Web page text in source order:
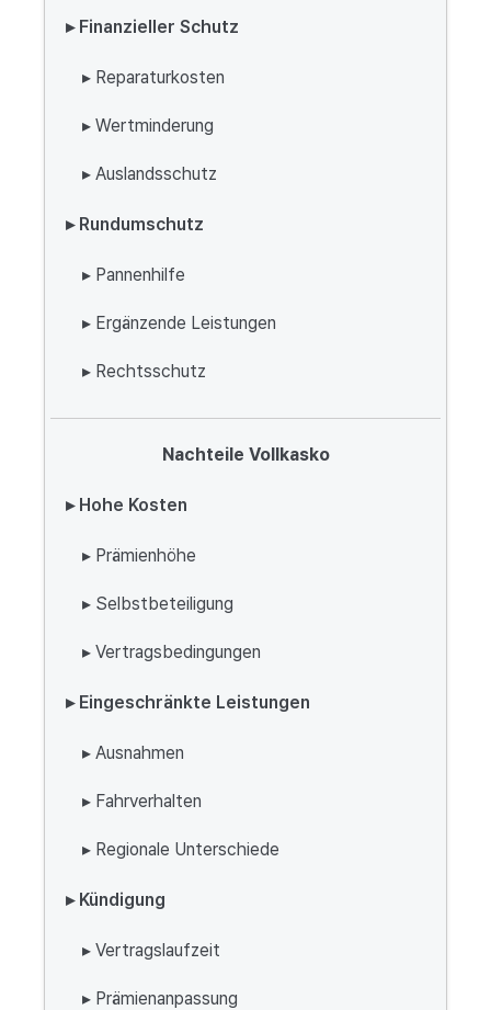
▸ Finanzieller Schutz
▸ Reparaturkosten
▸ Wertminderung
▸ Auslandsschutz
▸ Rundumschutz
▸ Pannenhilfe
▸ Ergänzende Leistungen
▸ Rechtsschutz
Nachteile Vollkasko
▸ Hohe Kosten
▸ Prämienhöhe
▸ Selbstbeteiligung
▸ Vertragsbedingungen
▸ Eingeschränkte Leistungen
▸ Ausnahmen
▸ Fahrverhalten
▸ Regionale Unterschiede
▸ Kündigung
▸ Vertragslaufzeit
▸ Prämienanpassung